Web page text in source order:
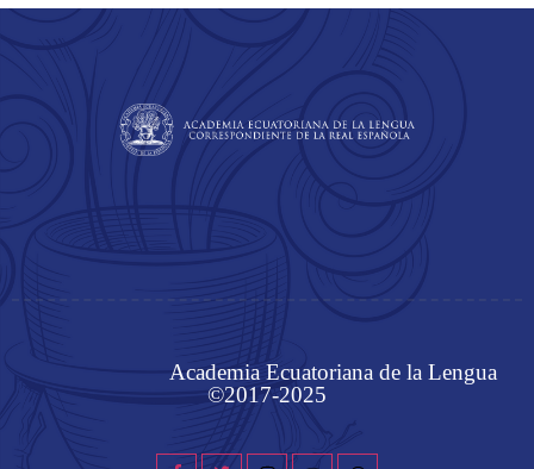
Academia Ecuatoriana de la Lengua
©2017-2025